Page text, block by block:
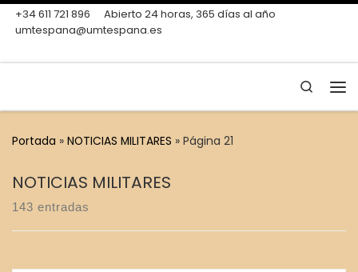
Skip to content
+34 611 721 896
Abierto 24 horas, 365 días al año
umtespana@umtespana.es
Search
Portada » NOTICIAS MILITARES » Página 21
NOTICIAS MILITARES
143 entradas